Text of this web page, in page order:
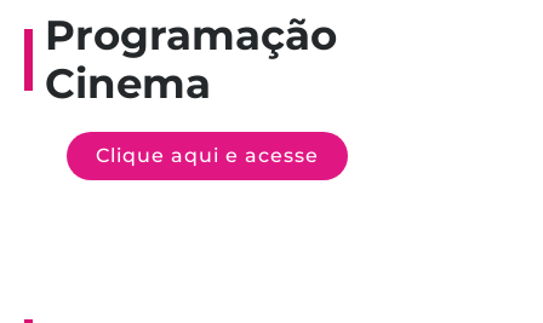
Programação
Cinema
Clique aqui e acesse